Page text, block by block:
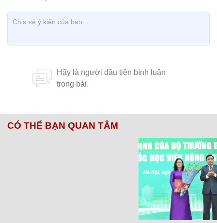
CÓ THỂ BẠN QUAN TÂM